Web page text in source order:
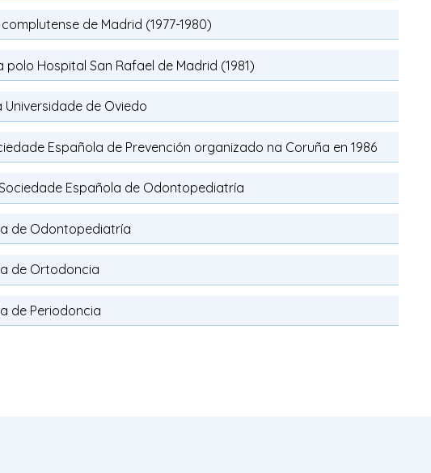
de Madrid (1977-1980)
Hospital San Rafael de Madrid (1981)
de Oviedo
Española de Prevención organizado na Coruña en 1986
Española de Odontopediatría
de Odontopediatría
de Ortodoncia
de Periodoncia